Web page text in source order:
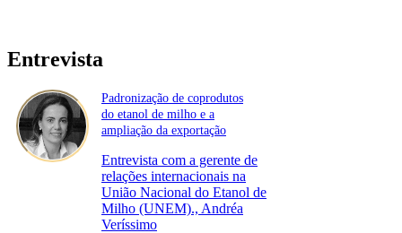
Entrevista
Padronização de coprodutos
do etanol de milho e a
ampliação da exportação
Entrevista com a gerente de
relações internacionais na
União Nacional do Etanol de
Milho (UNEM)., Andréa
Veríssimo